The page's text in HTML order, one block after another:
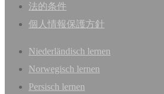
法的条件
個人情報保護方針
Niederländisch lernen
Norwegisch lernen
Persisch lernen